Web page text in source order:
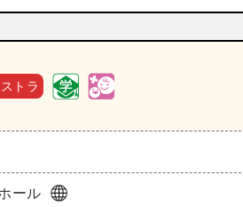
トラ
ール